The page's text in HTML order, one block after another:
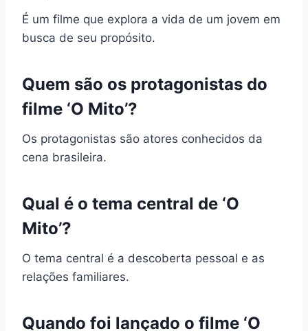
É um filme que explora a vida de um jovem em
busca de seu propósito.
Quem são os protagonistas do
filme ‘O Mito’?
Os protagonistas são atores conhecidos da
cena brasileira.
Qual é o tema central de ‘O
Mito’?
O tema central é a descoberta pessoal e as
relações familiares.
Quando foi lançado o filme ‘O